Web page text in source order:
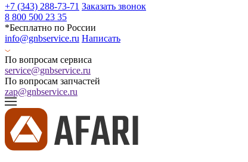
+7 (343) 288-73-71 Заказать звонок
8 800 500 23 35
*Бесплатно по России
info@gnbservice.ru Написать
По вопросам сервиса
service@gnbservice.ru
По вопросам запчастей
zap@gnbservice.ru